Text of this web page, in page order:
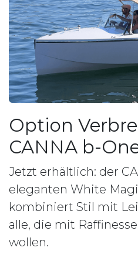
Option
CANNA b-
Jetzt erhältlich: der
eleganten White
kombiniert Stil mit
alle, die mit
wollen.